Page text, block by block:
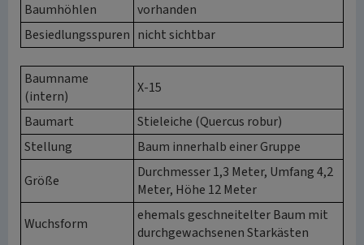
Baumhöhlen
vorhanden
Besiedlungsspuren nicht sichtbar
Baumname
(intern)
X-15
Baumart
Stieleiche (Quercus robur)
Stellung
Baum innerhalb einer Gruppe
Größe
Durchmesser 1,3 Meter, Umfang 4,2
Meter, Höhe 12 Meter
Wuchsform
ehemals geschneitelter Baum mit
durchgewachsenen Starkästen